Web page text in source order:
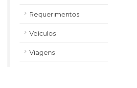
Requerimentos
Veículos
Viagens